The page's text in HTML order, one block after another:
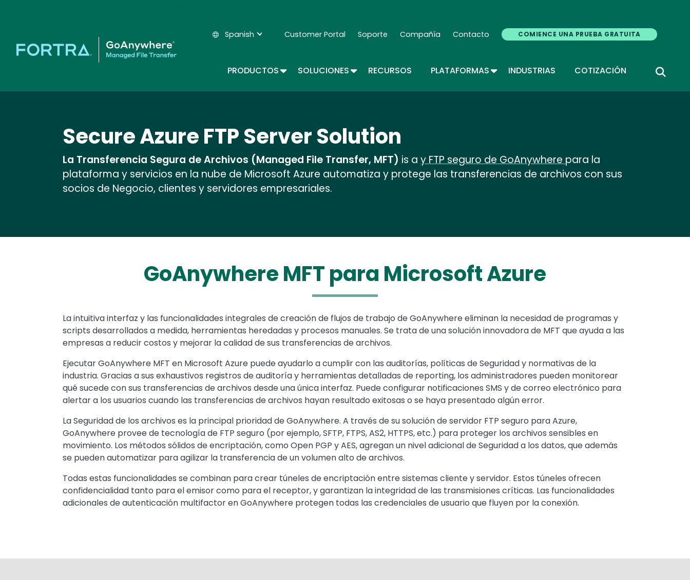
main
Spanish Secondary Navigation - Espanol
Customer Portal Soporte Compañía Contacto COMIENCE UNA PRUEBA GRATUITA
PRODUCTOSTOGGLE DROPDOWN
SOLUCIONESTOGGLE DROPDOWN
RECURSOS PLATAFORMASTOGGLE DROPDOWN
INDUSTRIAS COTIZACIÓN
Secure Azure FTP Server Solution
La Transferencia Segura de Archivos (Managed File Transfer, MFT) is a y FTP seguro de GoAnywhere para la
plataforma y servicios en la nube de Microsoft Azure automatiza y protege las transferencias de archivos con sus
socios de Negocio, clientes y servidores empresariales.
GoAnywhere MFT para Microsoft Azure
Text
La intuitiva interfaz y las funcionalidades integrales de creación de flujos de trabajo de GoAnywhere eliminan la necesidad de programas y
scripts desarrollados a medida, herramientas heredadas y procesos manuales. Se trata de una solución innovadora de MFT que ayuda a las
empresas a reducir costos y mejorar la calidad de sus transferencias de archivos.
Ejecutar GoAnywhere MFT en Microsoft Azure puede ayudarlo a cumplir con las auditorías, políticas de Seguridad y normativas de la
industria. Gracias a sus exhaustivos registros de auditoría y herramientas detalladas de reporting, los administradores pueden monitorear
qué sucede con sus transferencias de archivos desde una única interfaz. Puede configurar notificaciones SMS y de correo electrónico para
alertar a los usuarios cuando las transferencias de archivos hayan resultado exitosas o se haya presentado algún error.
La Seguridad de los archivos es la principal prioridad de GoAnywhere. A través de su solución de servidor FTP seguro para Azure,
GoAnywhere provee de tecnología de FTP seguro (por ejemplo, SFTP, FTPS, AS2, HTTPS, etc.) para proteger los archivos sensibles en
movimiento. Los métodos sólidos de encriptación, como Open PGP y AES, agregan un nivel adicional de Seguridad a los datos, que además
se pueden automatizar para agilizar la transferencia de un volumen alto de archivos.
Todas estas funcionalidades se combinan para crear túneles de encriptación entre sistemas cliente y servidor. Estos túneles ofrecen
confidencialidad tanto para el emisor como para el receptor, y garantizan la integridad de las transmisiones críticas. Las funcionalidades
adicionales de autenticación multifactor en GoAnywhere protegen todas las credenciales de usuario que fluyen por la conexión.